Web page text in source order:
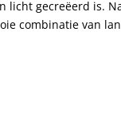
licht gecreëerd is.
combinatie van